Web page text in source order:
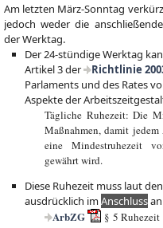
Am letzten März-Sonntag
jedoch weder die
der Werktag.
Der 24-stündige Werktag
Artikel 3 der
Richtlinie
Parlaments und des Rates
Aspekte der
Tägliche Ruhezeit: Die
Maßnahmen, damit
eine Mindestruhezeit
gewährt wird.
Diese Ruhezeit muss laut
ausdrücklich imAnschluss
ArbZG
§ 5 Ruhezeit